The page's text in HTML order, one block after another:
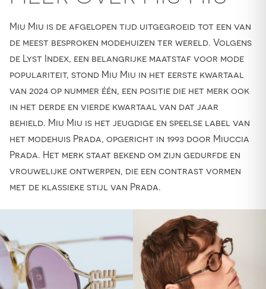
Miu Miu is de afgelopen tijd uitgegroeid tot een van
de meest besproken modehuizen ter wereld. Volgens
de Lyst Index, een belangrijke maatstaf voor mode
populariteit, stond Miu Miu in het eerste kwartaal
van 2024 op nummer één, een positie die het merk ook
in het derde en vierde kwartaal van dat jaar
behield. Miu Miu is het jeugdige en speelse label van
het modehuis Prada, opgericht in 1993 door Miuccia
Prada. Het merk staat bekend om zijn gedurfde en
vrouwelijke ontwerpen, die een contrast vormen
met de klassieke stijl van Prada.